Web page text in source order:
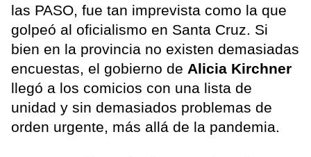
las PASO, fue tan imprevista como la que
golpeó al oficialismo en Santa Cruz. Si
bien en la provincia no existen demasiadas
encuestas, el gobierno de Alicia Kirchner
llegó a los comicios con una lista de
unidad y sin demasiados problemas de
orden urgente, más allá de la pandemia.